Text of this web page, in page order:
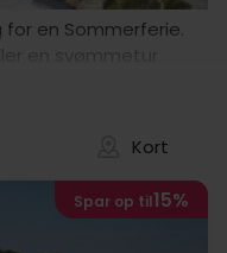
en Sommerferie.
en svømmetur
kombinere
Kort
Spar op til15%